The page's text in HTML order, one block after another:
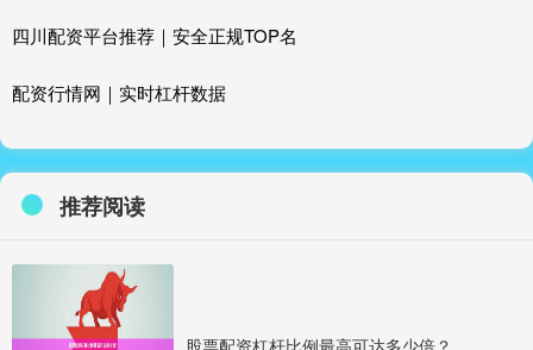
四川配资平台推荐｜安全正规TOP名
配资行情网｜实时杠杆数据
推荐阅读